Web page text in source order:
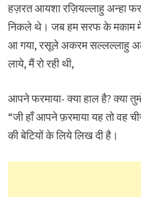
हज़रत आयशा रज़ियल्लाहु अन्हा
निकले थे। जब हम सरफ के मकाम में
आ गया, रसूले अकरम सल्लल्लाहु
लाये, मैं रो रही थी,
आपने फरमाया- क्या हाल है? क्या
“जी हाँ आपने फ़रमाया यह तो वह
की बेटियों के लिये लिख दी है।